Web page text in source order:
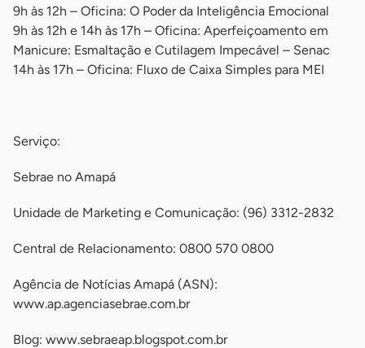
9h às 12h – Oficina: O Poder da Inteligência Emocional
9h às 12h e 14h às 17h – Oficina: Aperfeiçoamento em
Manicure: Esmaltação e Cutilagem Impecável – Senac
14h às 17h – Oficina: Fluxo de Caixa Simples para MEI
Serviço:
Sebrae no Amapá
Unidade de Marketing e Comunicação: (96) 3312-2832
Central de Relacionamento: 0800 570 0800
Agência de Notícias Amapá (ASN):
www.ap.agenciasebrae.com.br
Blog: www.sebraeap.blogspot.com.br